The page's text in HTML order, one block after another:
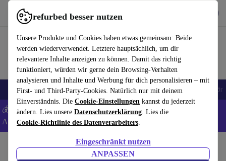
refurbed besser nutzen
Unsere Produkte und Cookies haben etwas gemeinsam: Beide
werden wiederverwendet. Letztere hauptsächlich, um dir
relevantere Inhalte anzeigen zu können. Damit das richtig
funktioniert, würden wir gerne dein Browsing-Verhalten
analysieren und Inhalte und Werbung für dich personalisieren – mit
First- und Third-Party-Cookies. Natürlich nur mit deinem
Einverständnis. Die Cookie-Einstellungen kannst du jederzeit
ändern. Lies unsere Datenschutzerklärung. Lies die
Cookie-Richtlinie des Datenverarbeiters.
Eingeschränkt nutzen
ANPASSEN
refurbed schnell und einfach nutzen
🎒 Back to school Handys Laptops Tablets Smartwatches Zubehör
💰 Extra -8% auf Samsung- und Google-Smartphones - Code:
ANDROID8 -AGB
Haushalt Möbel